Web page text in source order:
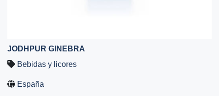
JODHPUR GINEBRA
Bebidas y licores
España